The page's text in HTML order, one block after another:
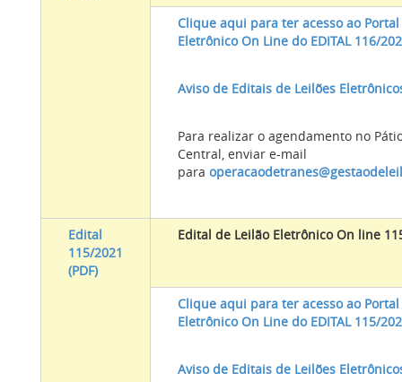
Clique aqui para ter acesso ao
Eletrônico On Line do EDITAL 116/
Aviso de Editais de Leilões
Para realizar o agendamento no
Central, enviar e-mail
para
Edital
115/2021
(PDF)
Edital de Leilão Eletrônico On line
Clique aqui para ter acesso ao
Eletrônico On Line do EDITAL 115/
Aviso de Editais de Leilões